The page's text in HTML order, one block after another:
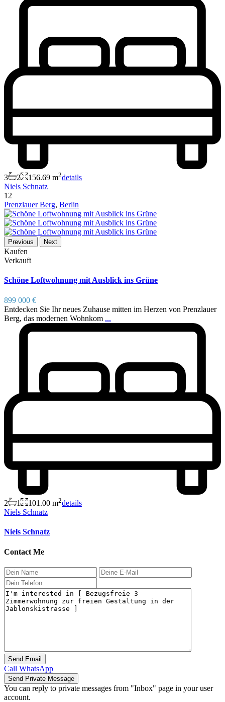
3 2 156.69 m2details
Niels Schnatz
12
Prenzlauer Berg, Berlin
Previous Next
Kaufen
Verkauft
Schöne Loftwohnung mit Ausblick ins Grüne
899 000 €
Entdecken Sie Ihr neues Zuhause mitten im Herzen von Prenzlauer
Berg, das modernen Wohnkom ...
2 1 101.00 m2details
Niels Schnatz
Niels Schnatz
Contact Me
Call WhatsApp
You can reply to private messages from "Inbox" page in your user
account.